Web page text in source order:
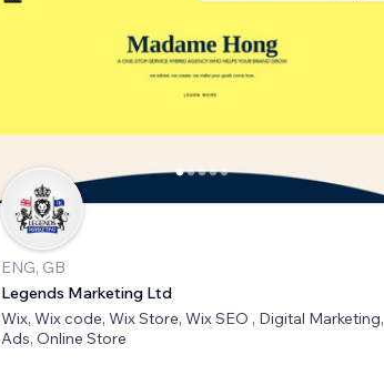
ENG, GB
Legends Marketing Ltd
Wix, Wix code, Wix Store, Wix SEO , Digital Marketing,
Ads, Online Store